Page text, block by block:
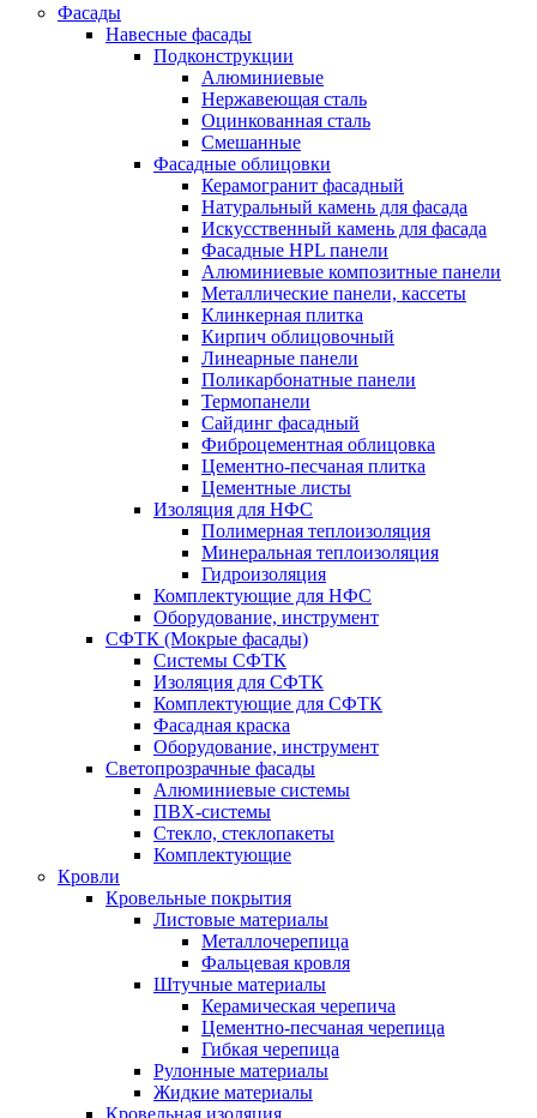
Фасады
Навесные фасады
Подконструкции
Алюминиевые
Нержавеющая сталь
Оцинкованная сталь
Смешанные
Фасадные облицовки
Керамогранит фасадный
Натуральный камень для фасада
Искусственный камень для фасада
Фасадные HPL панели
Алюминиевые композитные панели
Металлические панели, кассеты
Клинкерная плитка
Кирпич облицовочный
Линеарные панели
Поликарбонатные панели
Термопанели
Сайдинг фасадный
Фиброцементная облицовка
Цементно-песчаная плитка
Цементные листы
Изоляция для НФС
Полимерная теплоизоляция
Минеральная теплоизоляция
Гидроизоляция
Комплектующие для НФС
Оборудование, инструмент
СФТК (Мокрые фасады)
Системы СФТК
Изоляция для СФТК
Комплектующие для СФТК
Фасадная краска
Оборудование, инструмент
Светопрозрачные фасады
Алюминиевые системы
ПВХ-системы
Стекло, стеклопакеты
Комплектующие
Кровли
Кровельные покрытия
Листовые материалы
Металлочерепица
Фальцевая кровля
Штучные материалы
Керамическая черепича
Цементно-песчаная черепица
Гибкая черепица
Рулонные материалы
Жидкие материалы
Кровельная изоляция